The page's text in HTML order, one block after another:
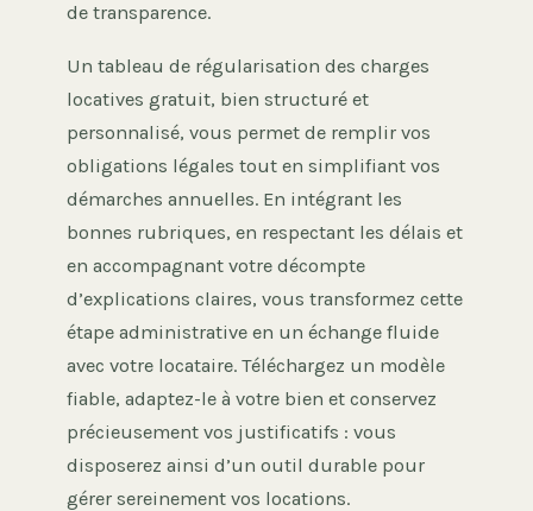
de transparence.
Un tableau de régularisation des charges
locatives gratuit, bien structuré et
personnalisé, vous permet de remplir vos
obligations légales tout en simplifiant vos
démarches annuelles. En intégrant les
bonnes rubriques, en respectant les délais et
en accompagnant votre décompte
d’explications claires, vous transformez cette
étape administrative en un échange fluide
avec votre locataire. Téléchargez un modèle
fiable, adaptez-le à votre bien et conservez
précieusement vos justificatifs : vous
disposerez ainsi d’un outil durable pour
gérer sereinement vos locations.